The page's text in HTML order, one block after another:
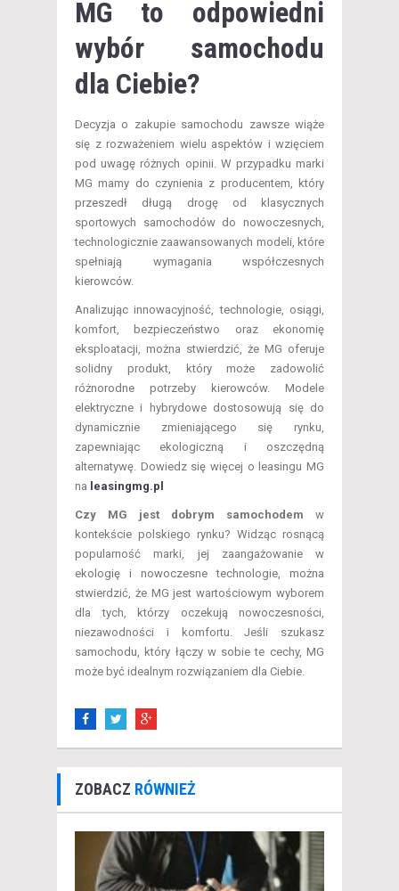
MG to odpowiedni
wybór samochodu
dla Ciebie?
Decyzja o zakupie samochodu zawsze wiąże
się z rozważeniem wielu aspektów i wzięciem
pod uwagę różnych opinii. W przypadku marki
MG mamy do czynienia z producentem, który
przeszedł długą drogę od klasycznych
sportowych samochodów do nowoczesnych,
technologicznie zaawansowanych modeli, które
spełniają wymagania współczesnych
kierowców.
Analizując innowacyjność, technologie, osiągi,
komfort, bezpieczeństwo oraz ekonomię
eksploatacji, można stwierdzić, że MG oferuje
solidny produkt, który może zadowolić
różnorodne potrzeby kierowców. Modele
elektryczne i hybrydowe dostosowują się do
dynamicznie zmieniającego się rynku,
zapewniając ekologiczną i oszczędną
alternatywę. Dowiedz się więcej o leasingu MG
na leasingmg.pl
Czy MG jest dobrym samochodem w
kontekście polskiego rynku? Widząc rosnącą
popularność marki, jej zaangażowanie w
ekologię i nowoczesne technologie, można
stwierdzić, że MG jest wartościowym wyborem
dla tych, którzy oczekują nowoczesności,
niezawodności i komfortu. Jeśli szukasz
samochodu, który łączy w sobie te cechy, MG
może być idealnym rozwiązaniem dla Ciebie.
ZOBACZ RÓWNIEŻ